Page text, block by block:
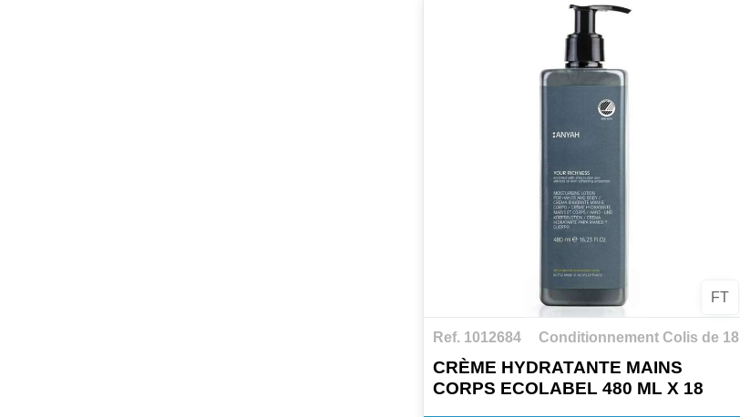
FT
Ref. 1012684 Conditionnement Colis de 18
CRÈME HYDRATANTE MAINS
CORPS ECOLABEL 480 ML X 18